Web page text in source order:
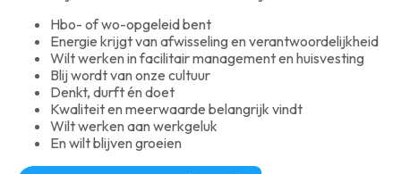
Hbo- of wo-opgeleid bent
Energie krijgt van afwisseling en verantwoordelijkheid
Wilt werken in facilitair management en huisvesting
Blij wordt van onze cultuur
Denkt, durft én doet
Kwaliteit en meerwaarde belangrijk vindt
Wilt werken aan werkgeluk
En wilt blijven groeien